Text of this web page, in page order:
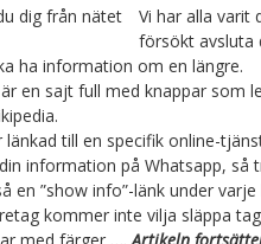
Vi har alla varit
försökt avsluta
ha information om en längre.
är en sajt full med knappar som
länkad till en specifik online-
information på Whatsapp, så
en ”show info”-länk under
kommer inte vilja släppa